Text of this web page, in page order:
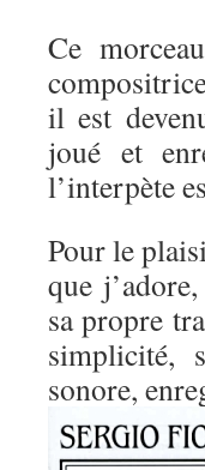
Ce
il est
joué et
l’interpète
Pour le
que
sa propre
simplicité,
sonore,